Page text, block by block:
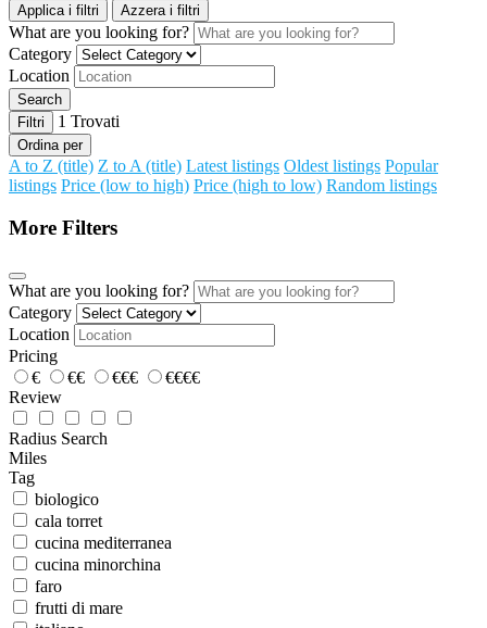
Applica i filtri Azzera i filtri
What are you looking for?
Category
Location
Search
Filtri
1 Trovati
Ordina per
A to Z (title) Z to A (title) Latest listings Oldest listings Popular
listings Price (low to high) Price (high to low) Random listings
More Filters
What are you looking for?
Category
Location
Pricing
€
€€ €€€
€€€€
Review
Radius Search
Miles
Tag
biologico
cala torret
cucina mediterranea
cucina minorchina
faro
frutti di mare